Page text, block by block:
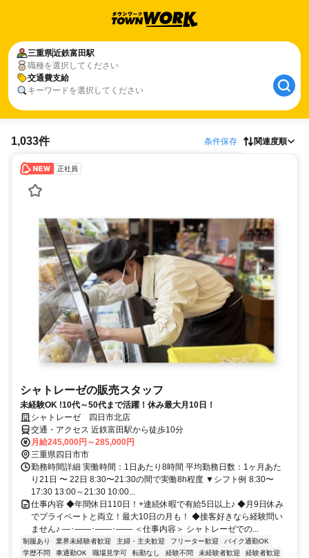
三重県近鉄富田駅
職種を選択してください
交通費支給
キーワードを選択してください
1,033件 条件保存 関連度順
正社員
シャトレーゼの販売スタッフ
未経験OK !10代～50代まで活躍！休み最大月10日！
シャトレーゼ 四日市北店
交通・アクセス 近鉄富田駅から徒歩10分
月給245,000円～285,000円
三重県四日市市
勤務時間詳細 実働時間：1日あたり8時間 平均勤務日数：1ヶ月あた
り21日 〜 22日 8:30〜21:30の間で実働8h程度 ▼シフト例 8:30〜
17:30 13:00～21:30 10:00...
仕事内容 ◆年間休日110日！+連続休暇で有給5日以上♪ ◆月9日休み
でプライベートと両立！最大10日の月も！ ◆接客好きなら経験問い
ません♪ ―･――･――･―― ＜仕事内容＞ シャトレーゼでの...
制服あり 業界未経験者歓迎 主婦・主夫歓迎 フリーター歓迎
バイク通勤OK
学歴不問
車通勤OK 職場見学可 転勤なし 経験不問 未経験者歓迎
経験者歓迎